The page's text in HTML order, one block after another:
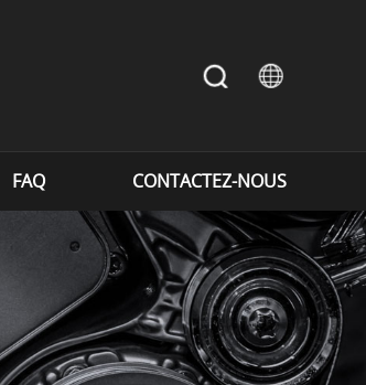
FAQ CONTACTEZ-NOUS